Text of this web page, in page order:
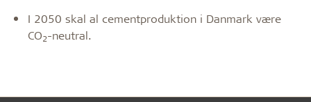
I 2050 skal al cementproduktion i Danmark være
CO2-neutral.